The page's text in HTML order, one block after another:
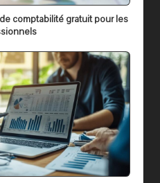
comptabilité gratuit pour les